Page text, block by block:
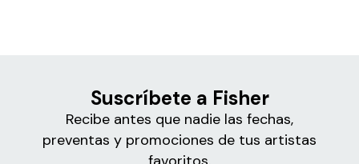
Suscríbete a Fisher
Recibe antes que nadie las fechas,
preventas y promociones de tus artistas